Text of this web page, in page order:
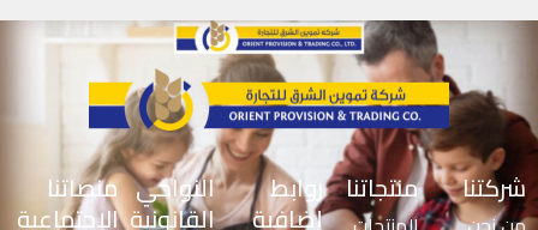
شركتنا منتجاتنا روابط
إضافية
النواحي
القانونية
منصاتنا
الإجتماعية